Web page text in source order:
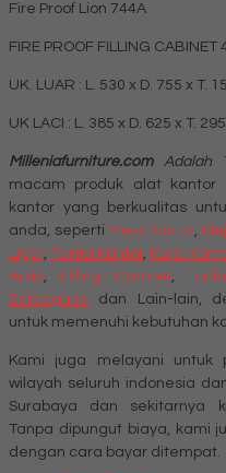
Fire Proof Lion 744A
FIRE PROOF FILLING CABINET
UK. LUAR : L. 530 x D. 755 x T.
UK LACI : L. 385 x D. 625 x T.
Milleniafurniture.comAdalah
macam produk alat kantor
kantor yang berkualitas
anda, seperti Meja Kantor,
Lipat, Partisi Kantor, Kursi
Arsip, Filling Cabinet,
Serbaguna dan Lain-lain,
untuk memenuhi kebutuhan
Kami juga melayani untuk
wilayah seluruh indonesia
Surabaya dan sekitarnya
Tanpa dipungut biaya, kami
dengan cara bayar ditempat.